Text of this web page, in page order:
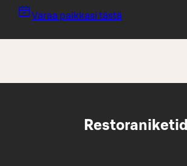
Varaa paikkasi tästä
Restoraniketid